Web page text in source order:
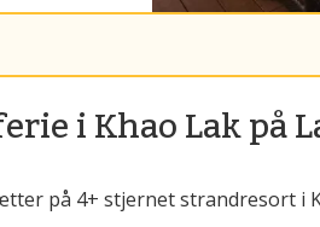
i Khao Lak på
på 4+ stjernet strandresort i